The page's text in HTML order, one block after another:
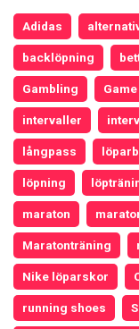
Adidas
backlöpning
Gambling Game
intervaller
långpass
löpning
maraton
Maratonträning
Nike löparskor
running shoes